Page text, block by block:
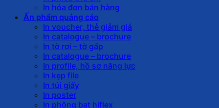
In hóa đơn bán hàng
Ấn phẩm quảng cáo
In voucher, thẻ giảm giá
In catalogue – brochure
In tờ rơi – tờ gấp
In catalogue – brochure
In profile, hồ sơ năng lực
In kẹp file
In túi giấy
In poster
In phông bạt hiflex